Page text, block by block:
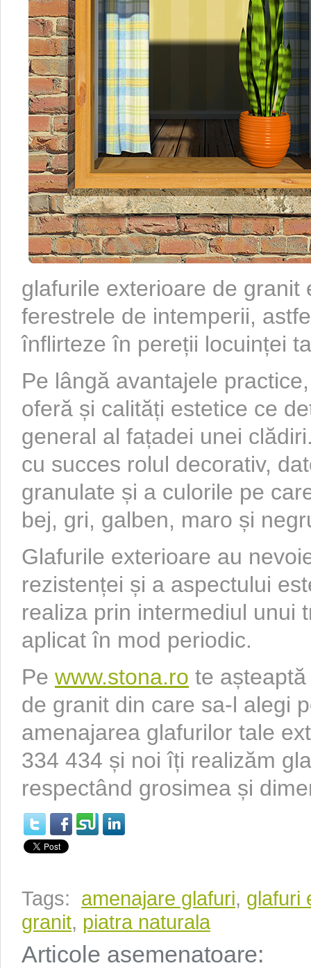
glafurile exterioare de granit
ferestrele de intemperii,
înflirteze în pereții locuinței
Pe lângă avantajele
oferă și calități estetice ce
general al fațadei unei
cu succes rolul decorativ,
granulate și a culorile pe
bej, gri, galben, maro și
Glafurile exterioare au
rezistenței și a aspectului
realiza prin intermediul unui
aplicat în mod periodic.
Pe www.stona.ro te
de granit din care sa-l alegi
amenajarea glafurilor tale
334 434 și noi îți realizăm
respectând grosimea și
Tags: amenajare glafuri, glafuri
granit, piatra naturala
Articole asemenatoare: